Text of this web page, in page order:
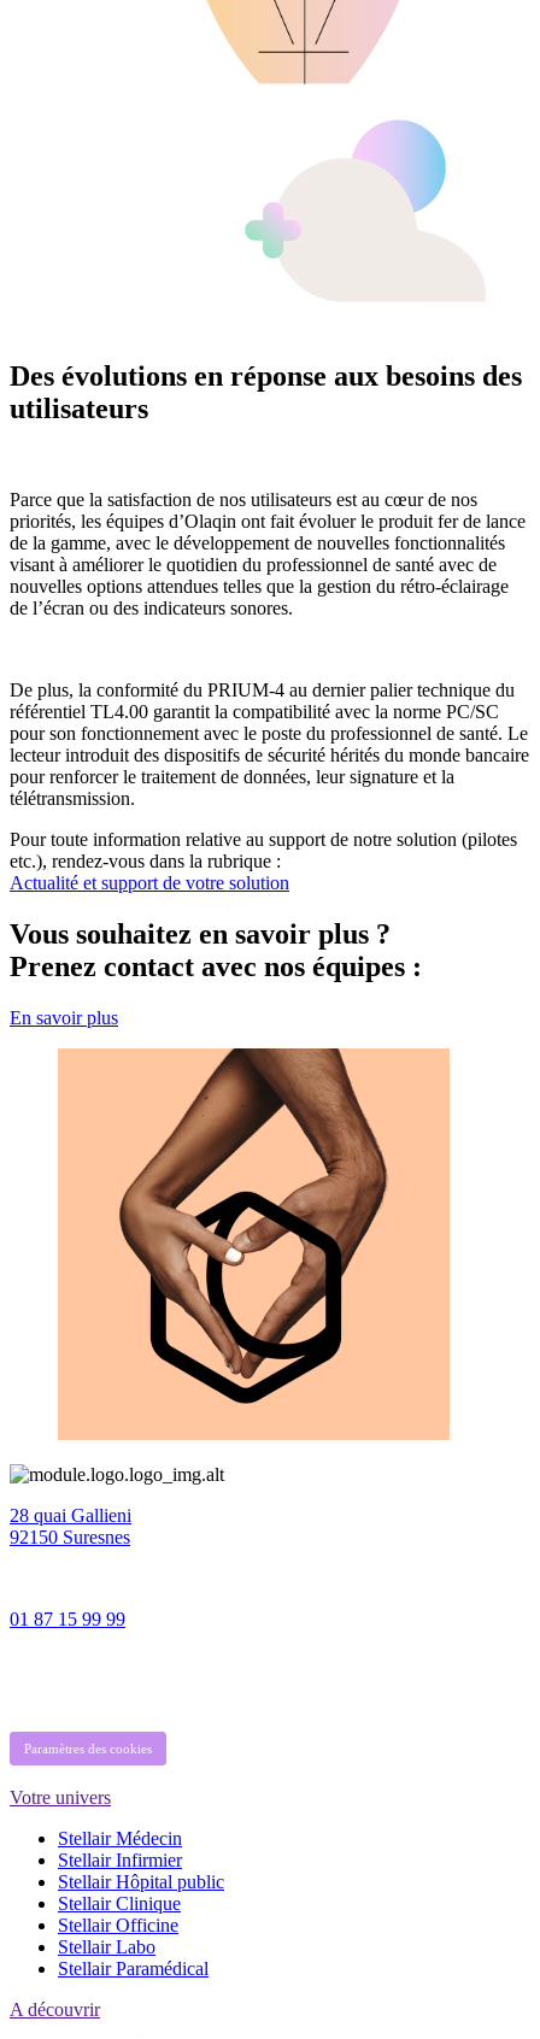
Des évolutions en réponse aux besoins des
utilisateurs
Parce que la satisfaction de nos utilisateurs est au cœur de nos
priorités, les équipes d’Olaqin ont fait évoluer le produit fer de lance
de la gamme, avec le développement de nouvelles fonctionnalités
visant à améliorer le quotidien du professionnel de santé avec de
nouvelles options attendues telles que la gestion du rétro-éclairage
de l’écran ou des indicateurs sonores.
De plus, la conformité du PRIUM-4 au dernier palier technique du
référentiel TL4.00 garantit la compatibilité avec la norme PC/SC
pour son fonctionnement avec le poste du professionnel de santé. Le
lecteur introduit des dispositifs de sécurité hérités du monde bancaire
pour renforcer le traitement de données, leur signature et la
télétransmission.
Pour toute information relative au support de notre solution (pilotes
etc.), rendez-vous dans la rubrique :
Actualité et support de votre solution
Vous souhaitez en savoir plus ?
Prenez contact avec nos équipes :
En savoir plus
28 quai Gallieni
92150 Suresnes
01 87 15 99 99
Paramètres des cookies
Votre univers
Stellair Médecin
Stellair Infirmier
Stellair Hôpital public
Stellair Clinique
Stellair Officine
Stellair Labo
Stellair Paramédical
A découvrir